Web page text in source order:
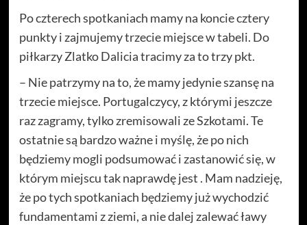
Po czterech spotkaniach mamy na koncie cztery
punkty i zajmujemy trzecie miejsce w tabeli. Do
piłkarzy Zlatko Dalicia tracimy za to trzy pkt.
– Nie patrzymy na to, że mamy jedynie szansę na
trzecie miejsce. Portugalczycy, z którymi jeszcze
raz zagramy, tylko zremisowali ze Szkotami. Te
ostatnie są bardzo ważne i myślę, że po nich
będziemy mogli podsumować i zastanowić się, w
którym miejscu tak naprawdę jest . Mam nadzieję,
że po tych spotkaniach będziemy już wychodzić
fundamentami z ziemi, a nie dalej zalewać ławy